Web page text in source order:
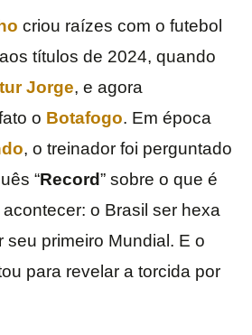
criou raízes com o futebol
títulos de 2024, quando
Jorge, e agora
o Botafogo. Em época
, o treinador foi perguntado
“Record” sobre o que é
o Brasil ser hexa
seu primeiro Mundial. E o
para revelar a torcida por